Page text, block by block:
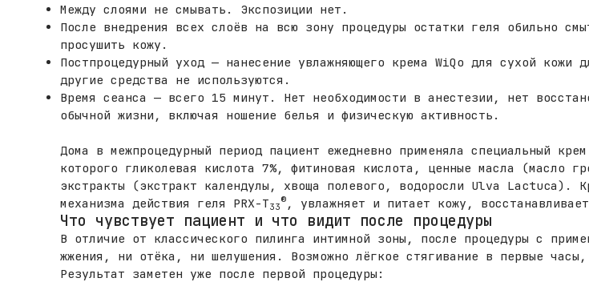
Между слоями не смывать. Экспозиции нет.
После внедрения всех слоёв на всю зону процедуры остатки геля обильно
просушить кожу.
Постпроцедурный уход — нанесение увлажняющего крема WiQo для сухой
другие средства не используются.
Время сеанса — всего 15 минут. Нет необходимости в анестезии, нет
обычной жизни, включая ношение белья и физическую активность.
Дома в межпроцедурный период пациент ежедневно применяла специальный
которого гликолевая кислота 7%, фитиновая кислота, ценные масла (масло
экстракты (экстракт календулы, хвоща полевого, водоросли Ulva Lactuca).
механизма действия геля PRX-T33
®, увлажняет и питает кожу,
Что чувствует пациент и что видит после процедуры
В отличие от классического пилинга интимной зоны, после процедуры с
жжения, ни отёка, ни шелушения. Возможно лёгкое стягивание в первые часы,
Результат заметен уже после первой процедуры: